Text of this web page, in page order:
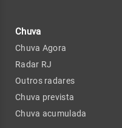
Chuva
Chuva Agora
Radar RJ
Outros radares
Chuva prevista
Chuva acumulada